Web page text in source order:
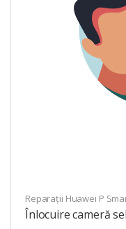
Reparații Huawei P
Înlocuire cameră